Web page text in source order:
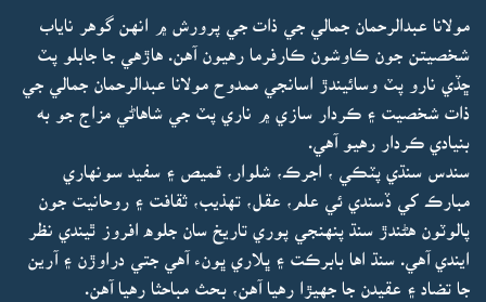
مولانا عبدالرحمان جمالي جي ذات جي پرورش ۾ انهن گوهر ناياب
شخصيتن جون ڪاوشون ڪارفرما رهيون آهن. هاڙهي جا جابلو پٽ
ڇڏي نارو پٽ وسائيندڙ اسانجي ممدوح مولانا عبدالرحمان جمالي جي
ذات شخصيت ۽ ڪردار سازي ۾ ناري پٽ جي شاهاڻي مزاج جو به
بنيادي ڪردار رهيو آهي.
سندس سنڌي پٽڪي ، اجرڪ، شلوار، قميص ۽ سفيد سونهاري
مبارڪ کي ڏسندي ئي علم، عقل، تهذيب، ثقافت ۽ روحانيت جون
پالوٽون هڻندڙ سنڌ پنهنجي پوري تاريخ سان جلوه افروز ٿيندي نظر
ايندي آهي. سنڌ اها بابرڪت ۽ ڀلاري ڀونء آهي جتي دراوڙن ۽ آرين
جا تضاد ۽ عقيدن جا جهيڙا رهيا آهن، بحث مباحثا رهيا آهن.